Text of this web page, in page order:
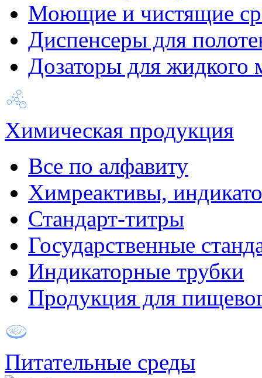
Моющие и чистящие
Диспенсеры для
Дозаторы для жидкого
Химическая продукция
Все по алфавиту
Химреактивы,
Стандарт-титры
Государственные
Индикаторные трубки
Продукция для
Питательные среды